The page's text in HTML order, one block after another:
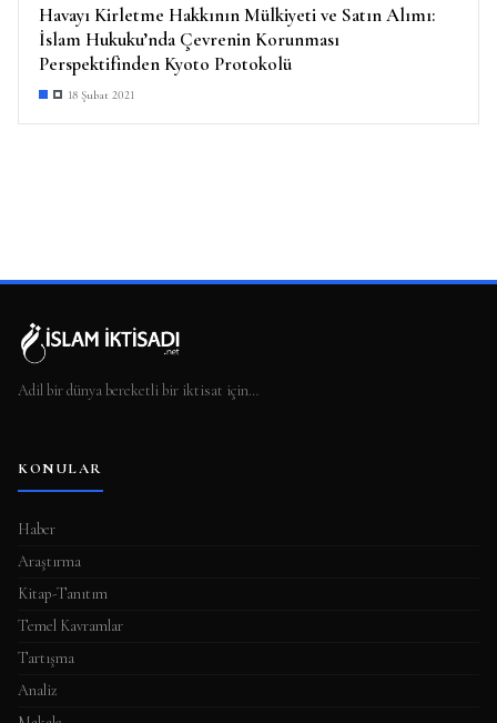
Havayı Kirletme Hakkının Mülkiyeti ve Satın Alımı:
İslam Hukuku’nda Çevrenin Korunması
Perspektifinden Kyoto Protokolü
18 Şubat 2021
Adil bir dünya bereketli bir iktisat için…
KONULAR
Haber
Araştırma
Kitap-Tanıtım
Temel Kavramlar
Tartışma
Analiz